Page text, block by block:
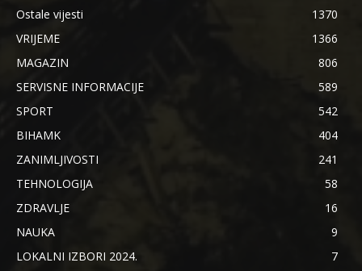
Ostale vijesti
1370
VRIJEME
1366
MAGAZIN
806
SERVISNE INFORMACIJE
589
SPORT
542
BIHAMK
404
ZANIMLJIVOSTI
241
TEHNOLOGIJA
58
ZDRAVLJE
16
NAUKA
9
LOKALNI IZBORI 2024.
7